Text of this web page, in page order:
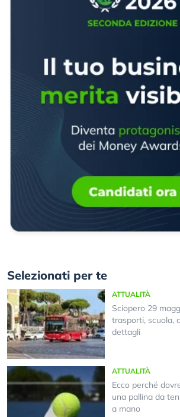
Selezionati per te
ATTUALITÀ
Sciopero 29
trasporti, scuola,
dettagli
ATTUALITÀ
Ecco perché
una pallina da
a mano